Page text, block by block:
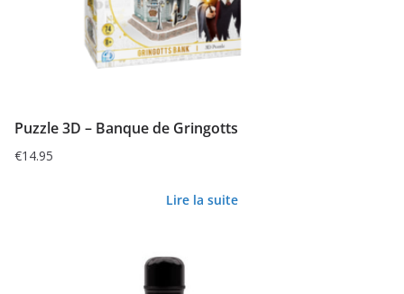
Puzzle 3D – Banque de Gringotts
€14.95
Lire la suite